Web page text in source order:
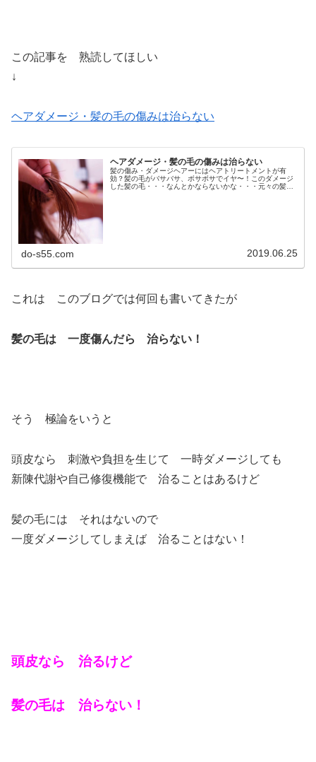
この記事を 熟読してほしい
↓
ヘアダメージ・髪の毛の傷みは治らない
ヘアダメージ・髪の毛の傷みは治らない
髪の傷み・ダメージヘアーにはヘアトリートメントが有
効？髪の毛がバサバサ、ボサボサでイヤ〜！このダメージ
した髪の毛・・・なんとかならないかな・・・元々の髪質
do-s55.com 2019.06.25
これは このブログでは何回も書いてきたが
髪の毛は 一度傷んだら 治らない！
そう 極論をいうと
頭皮なら 刺激や負担を生じて 一時ダメージしても
新陳代謝や自己修復機能で 治ることはあるけど
髪の毛には それはないので
一度ダメージしてしまえば 治ることはない！
頭皮なら 治るけど
髪の毛は 治らない！